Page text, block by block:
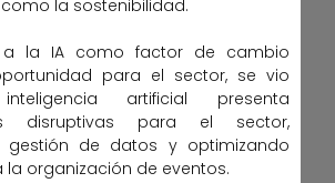
la sostenibilidad.
a la IA como factor de cambio
para el sector, se vio
artificial presenta
disruptivas para el sector,
gestión de datos y optimizando
organización de eventos.